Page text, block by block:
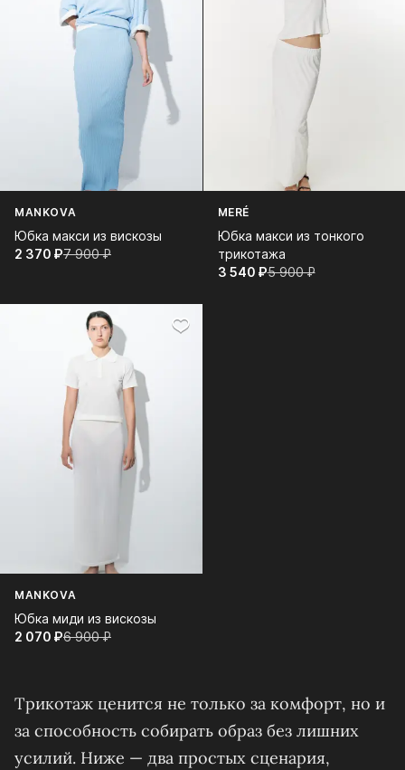
MANKOVA
Юбка макси из вискозы
2 370⁠ ⁠₽7 900⁠ ⁠₽
MERÉ
Юбка макси из тонкого
трикотажа
3 540⁠ ⁠₽5 900⁠ ⁠₽
MANKOVA
Юбка миди из вискозы
2 070⁠ ⁠₽6 900⁠ ⁠₽
Трикотаж ценится не только за комфорт, но и
за способность собирать образ без лишних
усилий. Ниже — два простых сценария,